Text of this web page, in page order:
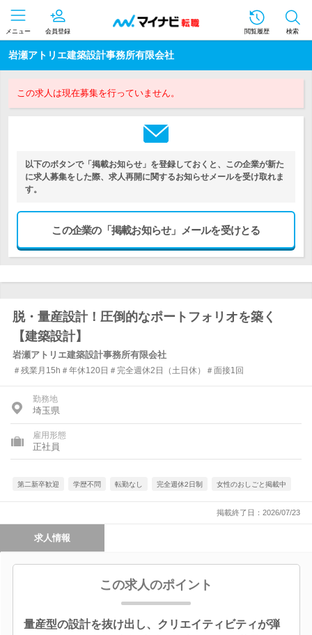
メニュー 会員登録 閲覧履歴 検索
岩瀬アトリエ建築設計事務所有限会社
この求人は現在募集を行っていません。
以下のボタンで「掲載お知らせ」を登録しておくと、この企業が新た
に求人募集をした際、求人再開に関するお知らせメールを受け取れま
す。
この企業の「掲載お知らせ」メールを受けとる
脱・量産設計！圧倒的なポートフォリオを築く
【建築設計】
岩瀬アトリエ建築設計事務所有限会社
＃残業月15h＃年休120日＃完全週休2日（土日休）＃面接1回
勤務地
埼玉県
雇用形態
正社員
第二新卒歓迎 学歴不問 転勤なし 完全週休2日制 女性のおしごと掲載中
掲載終了日：2026/07/23
求人情報
この求人のポイント
量産型の設計を抜け出し、クリエイティビティが弾